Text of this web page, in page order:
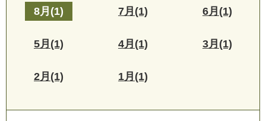
8月(1) 7月(1) 6月(1)
5月(1) 4月(1) 3月(1)
2月(1) 1月(1)